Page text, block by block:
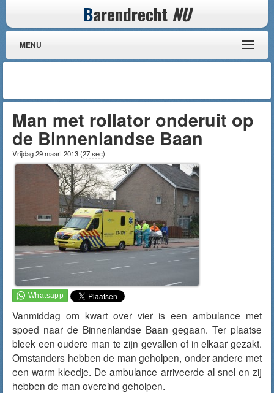
Barendrecht NU
MENU
Man met rollator onderuit op
de Binnenlandse Baan
Vrijdag 29 maart 2013(27 sec)
Vanmiddag om kwart over vier is een ambulance met
spoed naar de Binnenlandse Baan gegaan. Ter plaatse
bleek een oudere man te zijn gevallen of in elkaar gezakt.
Omstanders hebben de man geholpen, onder andere met
een warm kleedje. De ambulance arriveerde al snel en zij
hebben de man overeind geholpen.